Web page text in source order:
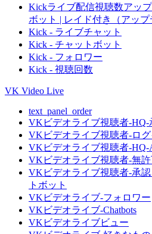
Kickライブ配信視聴数アッ
ボット | レイド付き（アップ
Kick - ライブチャット
Kick - チャットボット
Kick - フォロワー
Kick - 視聴回数
VK Video Live
text_panel_order
VKビデオライブ視聴者-HQ-
VKビデオライブ視聴者-ログ
VKビデオライブ視聴者-HQ-
VKビデオライブ視聴者-無
VKビデオライブ視聴者-承
トボット
VKビデオライブ-フォロワー
VKビデオライブ-Chatbots
VKビデオライブビュー